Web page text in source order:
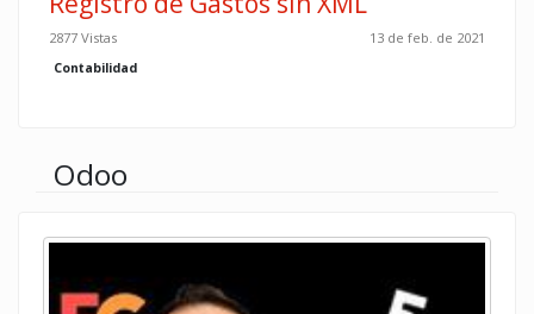
2877 Vistas 13 de feb. de 2021
Contabilidad
Odoo